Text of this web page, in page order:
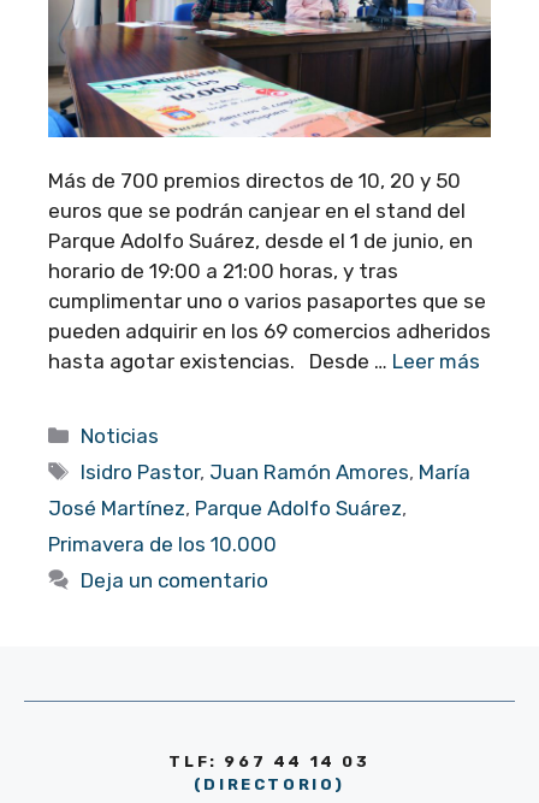
Más de 700 premios directos de 10, 20 y 50
euros que se podrán canjear en el stand del
Parque Adolfo Suárez, desde el 1 de junio, en
horario de 19:00 a 21:00 horas, y tras
cumplimentar uno o varios pasaportes que se
pueden adquirir en los 69 comercios adheridos
hasta agotar existencias. Desde … Leer más
Categorías
Noticias
Etiquetas
Isidro Pastor, Juan Ramón Amores, María
José Martínez, Parque Adolfo Suárez,
Primavera de los 10.000
Deja un comentario
TLF: 967 44 14 03
(DIRECTORIO)